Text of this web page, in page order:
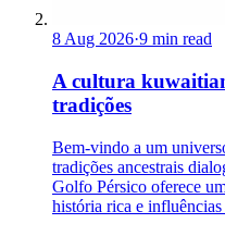
8 Aug 2026·9 min read
A cultura
tradições
Bem-vindo a um
tradições ancestrais
Golfo Pérsico oferece
história rica e